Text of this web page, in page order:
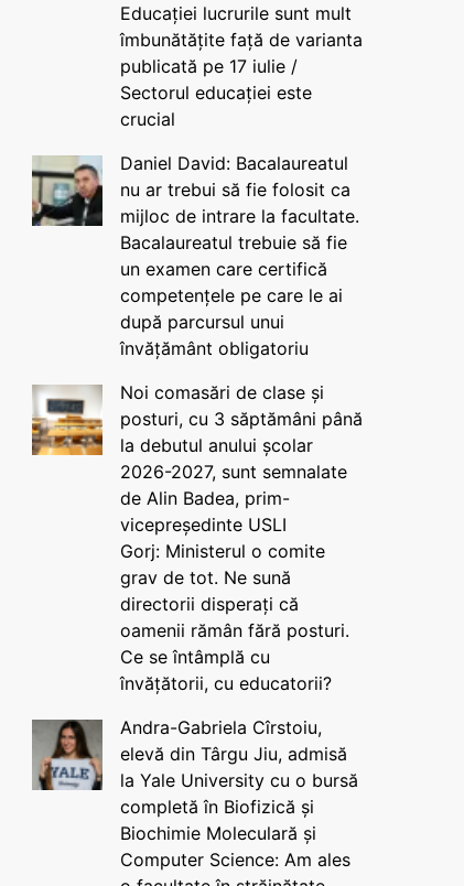
Educației lucrurile sunt mult
îmbunătățite față de varianta
publicată pe 17 iulie /
Sectorul educației este
crucial
Daniel David: Bacalaureatul
nu ar trebui să fie folosit ca
mijloc de intrare la facultate.
Bacalaureatul trebuie să fie
un examen care certifică
competențele pe care le ai
după parcursul unui
învățământ obligatoriu
Noi comasări de clase și
posturi, cu 3 săptămâni până
la debutul anului școlar
2026-2027, sunt semnalate
de Alin Badea, prim-
vicepreședinte USLI
Gorj: Ministerul o comite
grav de tot. Ne sună
directorii disperați că
oamenii rămân fără posturi.
Ce se întâmplă cu
învățătorii, cu educatorii?
Andra-Gabriela Cîrstoiu,
elevă din Târgu Jiu, admisă
la Yale University cu o bursă
completă în Biofizică și
Biochimie Moleculară și
Computer Science: Am ales